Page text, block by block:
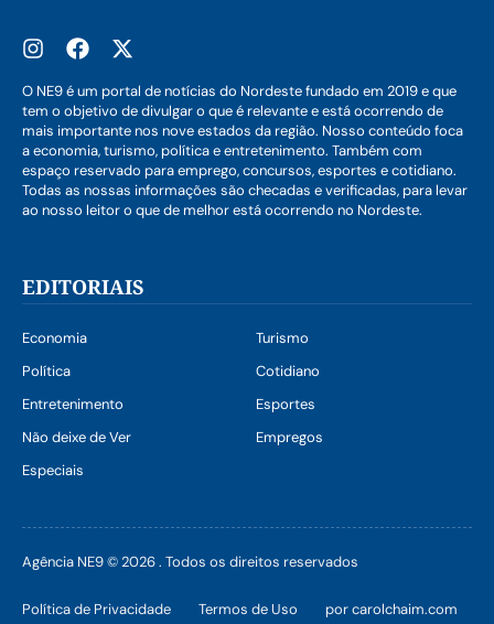
O NE9 é um portal de notícias do Nordeste fundado em 2019 e que
tem o objetivo de divulgar o que é relevante e está ocorrendo de
mais importante nos nove estados da região. Nosso conteúdo foca
a economia, turismo, política e entretenimento. Também com
espaço reservado para emprego, concursos, esportes e cotidiano.
Todas as nossas informações são checadas e verificadas, para levar
ao nosso leitor o que de melhor está ocorrendo no Nordeste.
EDITORIAIS
Economia
Turismo
Política
Cotidiano
Entretenimento
Esportes
Não deixe de Ver
Empregos
Especiais
Agência NE9 © 2026 . Todos os direitos reservados
Política de Privacidade Termos de Uso por carolchaim.com